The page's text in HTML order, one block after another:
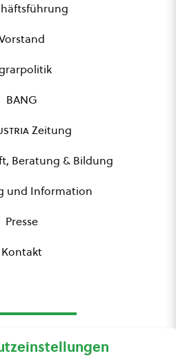
BANG
Zeitung
Beratung & Bildung
und Information
Presse
Kontakt